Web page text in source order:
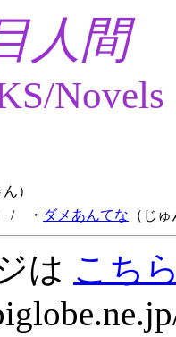
人間
Novels
）
/ ・ ダメあんてな （じ
は こち